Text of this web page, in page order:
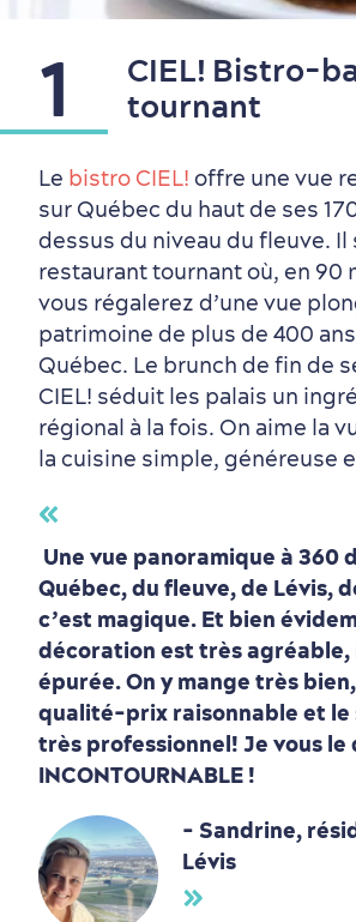
Quartiers centraux
Quoi faire en août
Produits locaux
Vieux-Québec
Itinéraires
1
CIEL! Bistro-
tournant
Le bistro CIEL! offre une vue
sur Québec du haut de ses
dessus du niveau du fleuve. Il
restaurant tournant où, en 90
vous régalerez d’une vue
patrimoine de plus de 400
Québec. Le brunch de fin de
CIEL! séduit les palais un
régional à la fois. On aime la
la cuisine simple, généreuse
Une vue panoramique à 360
Québec, du fleuve, de Lévis,
c’est magique. Et bien
décoration est très agréable,
épurée. On y mange très
qualité-prix raisonnable et le
très professionnel! Je vous le
INCONTOURNABLE !
- Sandrine,
Lévis